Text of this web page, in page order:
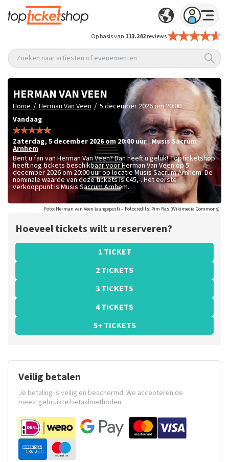
Op basis van 113.242reviews
Zoeken naar artiesten of evenementen
HERMAN VAN VEEN
Home / Herman Van Veen / 5 december 2026 om 20:00
Vandaag
zaterdag, 5 december 2026 om 20:00 uur|Musis Sacrum
Arnhem
Bent u fan van Herman Van Veen? Dan heeft u geluk! Topticketshop
heeft nog tickets beschikbaar voor Herman Van Veen op 5
december 2026 om 20:00 uur op locatie Musis Sacrum Arnhem. De
nominale waarde van deze tickets is€45,-. Het eerste
verkooppunt is Musis Sacrum Arnhem.
Foto: Herman van Veen (aangepast) – Fotocredits: Pim Ras (Wikimedia Commons)
Hoeveel tickets wilt u reserveren?
1 TICKET
2 TICKETS
3 TICKETS
4 TICKETS
5+ TICKETS
Veilig betalen
Je betaling is veilig en beschermd. We accepteren de
meestgebruikte betaalmethoden.